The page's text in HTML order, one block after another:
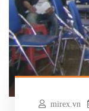
mirex.vn